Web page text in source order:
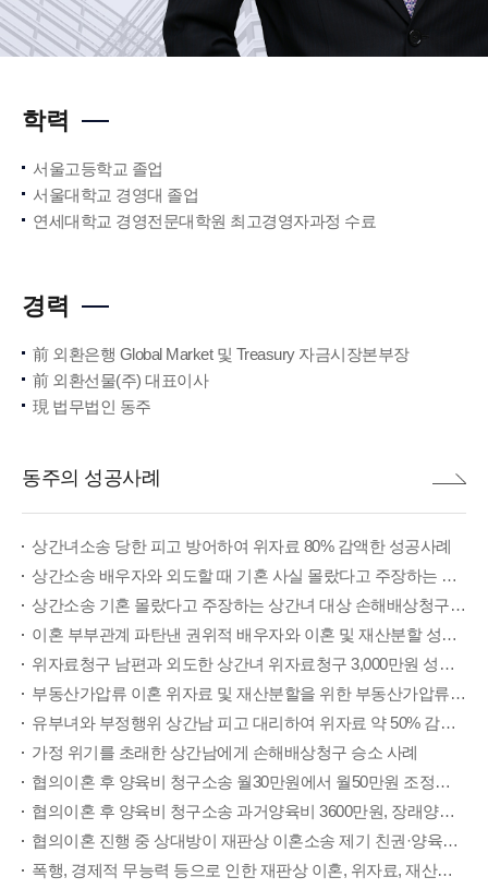
학력
서울고등학교 졸업
서울대학교 경영대 졸업
연세대학교 경영전문대학원 최고경영자과정 수료
경력
前 외환은행 Global Market 및 Treasury 자금시장본부장
前 외환선물(주) 대표이사
現 법무법인 동주
동주의 성공사례
상간녀소송 당한 피고 방어하여 위자료 80% 감액한 성공사례
상간소송 배우자와 외도할 때 기혼 사실 몰랐다고 주장하는 상간녀 손해배상청구 2,000만원 성공사례
상간소송 기혼 몰랐다고 주장하는 상간녀 대상 손해배상청구 2,000만원 성공사례
이혼 부부관계 파탄낸 권위적 배우자와 이혼 및 재산분할 성공사례
위자료청구 남편과 외도한 상간녀 위자료청구 3,000만원 성공사례
부동산가압류 이혼 위자료 및 재산분할을 위한 부동산가압류 신청 성공사례
유부녀와 부정행위 상간남 피고 대리하여 위자료 약 50% 감면 성공사례
가정 위기를 초래한 상간남에게 손해배상청구 승소 사례
협의이혼 후 양육비 청구소송 월30만원에서 월50만원 조정성립 성공사례
협의이혼 후 양육비 청구소송 과거양육비 3600만원, 장래양육비 월 100만원씩 인정 성공사례
협의이혼 진행 중 상대방이 재판상 이혼소송 제기 친권·양육권 방어 성공, 조정성립 성공사례
폭행, 경제적 무능력 등으로 인한 재판상 이혼, 위자료, 재산분할, 양육권 소송 유리한 내용으로 조정성립 성공사례